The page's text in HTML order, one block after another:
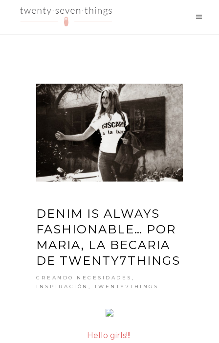
DENIM IS ALWAYS
FASHIONABLE… POR
MARIA, LA BECARIA
DE TWENTY7THINGS
CREANDO NECESIDADES ,
INSPIRACIÓN ,TWENTY7THINGS
Hello girls!!!